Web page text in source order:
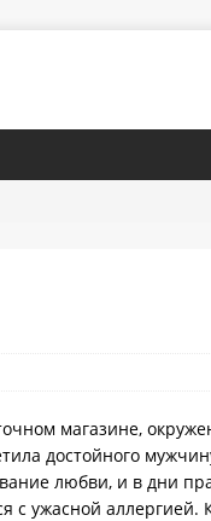
магазине,
достойного
любви, и в дни
ужасной